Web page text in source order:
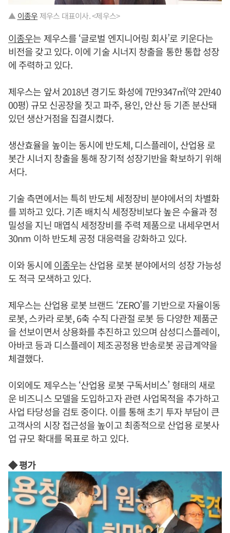
▲이종우 제우스 대표이사. <제우스>
이종우는 제우스를 ‘글로벌 엔지니어링 회사’로 키운다는
비전을 갖고 있다. 이에 기술 시너지 창출을 통한 통합 성장
에 주력하고 있다.
제우스는 앞서 2018년 경기도 화성에 7만9347㎡(약 2만40
00평) 규모 신공장을 짓고 파주, 용인, 안산 등 기존 분산돼
있던 생산거점을 집결시켰다.
생산효율을 높이는 동시에 반도체, 디스플레이, 산업용 로
봇간 시너지 창출을 통해 장기적 성장기반을 확보하기 위해
서다.
기술 측면에서는 특히 반도체 세정장비 분야에서의 차별화
를 꾀하고 있다. 기존 배치식 세정장비보다 높은 수율과 정
밀성을 지닌 매엽식 세정장비를 주력 제품으로 내세우면서
30nm 이하 반도체 공정 대응력을 강화하고 있다.
이와 동시에 이종우는 산업용 로봇 분야에서의 성장 가능성
도 적극 모색하고 있다.
제우스는 산업용 로봇 브랜드 ‘ZERO’를 기반으로 자율이동
로봇, 스카라 로봇, 6축 수직 다관절 로봇 등 다양한 제품군
을 선보이면서 상용화를 추진하고 있으며 삼성디스플레이,
아바코 등과 디스플레이 제조공정용 반송로봇 공급계약을
체결했다.
이외에도 제우스는 ‘산업용 로봇 구독서비스’ 형태의 새로
운 비즈니스 모델을 도입하고자 관련 사업목적을 추가하고
사업 타당성을 검토 중이다. 이를 통해 초기 투자 부담이 큰
고객사의 시장 접근성을 높이고 최종적으로 산업용 로봇사
업 규모 확대를 목표로 하고 있다.
◆ 평가